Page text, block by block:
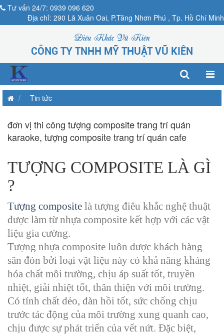
Tư vấn 24/7: 0939 096 620
Địa chỉ: 290 Lã Xuân Oai, P.Tăng Nhơn Phú , Tp. Hồ Chí Minh
Điêu Khắc Vũ Kiên
CÔNG TY TNHH MỸ THUẬT VŨ KIÊN
Tin tức
đơn vị thi công tượng composite trang trí quán
karaoke, tượng composite trang trí quán cafe
TƯỢNG COMPOSITE LÀ GÌ
?
Tượng composite là tượng điêu khắc nghệ thuật
được làm từ nhựa composite kết hợp với các vật
liệu gia cường.
Tượng nhựa composite luôn được khách hàng
săn đón bởi loại vật liệu này có khả năng kháng
hóa chất môi trường, chịu áp suất tốt, truyền
nhiệt, giải nhiệt tốt, thân thiện với môi trường.
Có tính chất dẻo, đàn hồi tốt, sức chống chịu
trước tác động của môi trường xung quanh cao,
chịu được sự phát triển của vết nứt. Đặc biệt,